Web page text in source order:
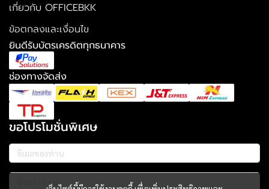
เกี่ยวกับ OFFICEBKK
ข้อตกลงและเงื่อนไข
ยินดีรับบัตรเครดิตทุกธนาคาร
ช่องทางจัดส่ง
ขอโปรโมชั่นพิเศษ